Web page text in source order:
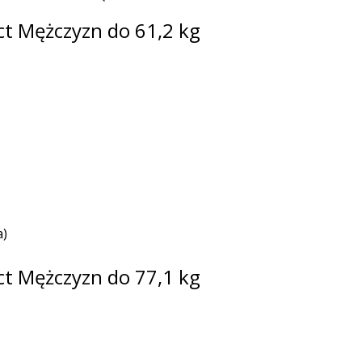
Mężczyzn do 61,2 kg
Mężczyzn do 77,1 kg